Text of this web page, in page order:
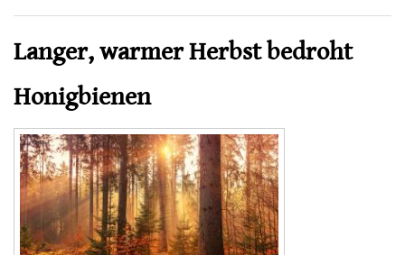
Langer, warmer Herbst bedroht
Honigbienen